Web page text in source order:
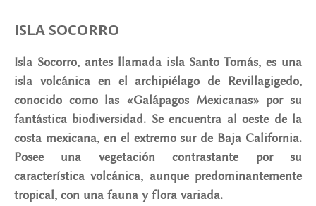
ISLA SOCORRO
Isla Socorro, antes llamada isla Santo Tomás, es una
isla volcánica en el archipiélago de Revillagigedo,
conocido como las «Galápagos Mexicanas» por su
fantástica biodiversidad. Se encuentra al oeste de la
costa mexicana, en el extremo sur de Baja California.
Posee una vegetación contrastante por su
característica volcánica, aunque predominantemente
tropical, con una fauna y flora variada.